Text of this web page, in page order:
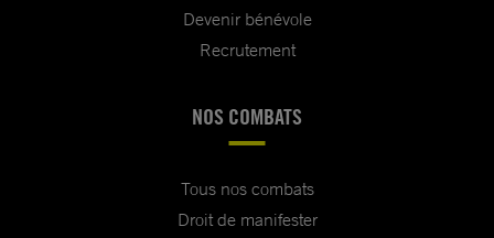
Devenir bénévole
Recrutement
NOS COMBATS
Tous nos combats
Droit de manifester